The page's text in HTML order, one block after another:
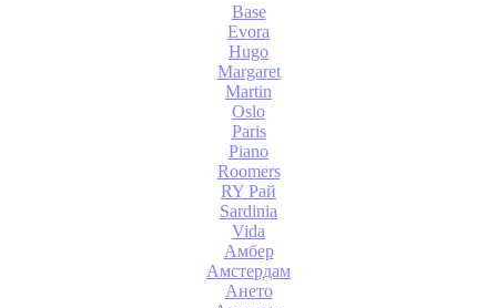
Base
Evora
Hugo
Margaret
Martin
Oslo
Paris
Piano
Roomers
RY Рай
Sardinia
Vida
Амбер
Амстердам
Ането